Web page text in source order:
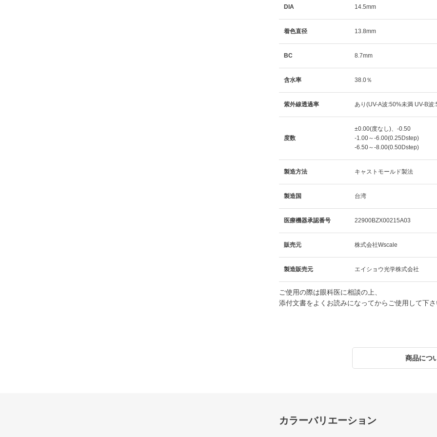
DIA 14.5mm
着色直径 13.8mm
BC 8.7mm
含水率 38.0％
紫外線透過率 あり(UV-A波:50%未満 UV-B波
度数
±0.00(度なし)、-0.50
-1.00～-6.00(0.25Dstep)
-6.50～-8.00(0.50Dstep)
製造方法 キャストモールド製法
製造国 台湾
医療機器承認番号 22900BZX00215A03
販売元 株式会社Wscale
製造販売元 エイショウ光学株式会社
ご使用の際は眼科医に相談の上、
添付文書をよくお読みになってからご使用して下さ
商品につ